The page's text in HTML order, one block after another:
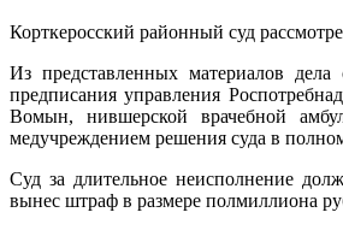
Корткеросский районный суд
Из представленных материалов
предписания управления
Вомын, нившерской врачебной
медучреждением решения суда в
Суд за длительное неисполнение
вынес штраф в размере полмиллиона